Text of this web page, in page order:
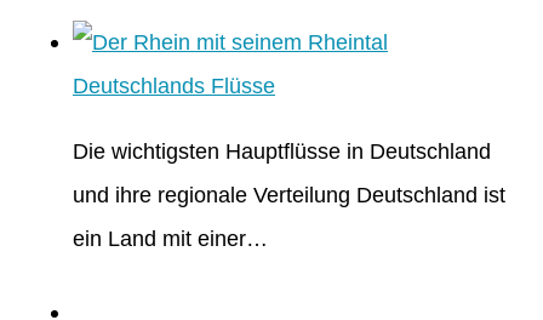
Deutschlands Flüsse
Die wichtigsten Hauptflüsse in Deutschland
und ihre regionale Verteilung Deutschland ist
ein Land mit einer…